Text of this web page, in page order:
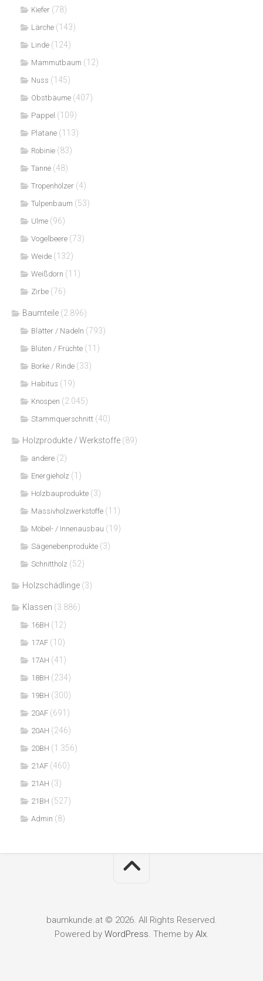
Kiefer (78)
Lärche (143)
Linde (124)
Mammutbaum (12)
Nuss (145)
Obstbäume (407)
Pappel (109)
Platane (113)
Robinie (83)
Tanne (48)
Tropenhölzer (4)
Tulpenbaum (53)
Ulme (96)
Vogelbeere (73)
Weide (132)
Weißdorn (11)
Zirbe (76)
Baumteile (2.896)
Blätter / Nadeln (793)
Blüten / Früchte (11)
Borke / Rinde (33)
Habitus (19)
Knospen (2.045)
Stammquerschnitt (40)
Holzprodukte / Werkstoffe (89)
andere (2)
Energieholz (1)
Holzbauprodukte (3)
Massivholzwerkstoffe (11)
Möbel- / Innenausbau (19)
Sägenebenprodukte (3)
Schnittholz (52)
Holzschädlinge (3)
Klassen (3.886)
16BH (12)
17AF (10)
17AH (41)
18BH (234)
19BH (300)
20AF (691)
20AH (246)
20BH (1.356)
21AF (460)
21AH (3)
21BH (527)
Admin (8)
baumkunde.at © 2026. All Rights Reserved.
Powered by WordPress. Theme by Alx.